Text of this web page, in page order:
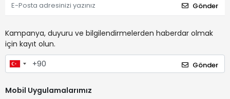
Gönder
Kampanya, duyuru ve bilgilendirmelerden haberdar olmak
için kayıt olun.
Gönder
Mobil Uygulamalarımız